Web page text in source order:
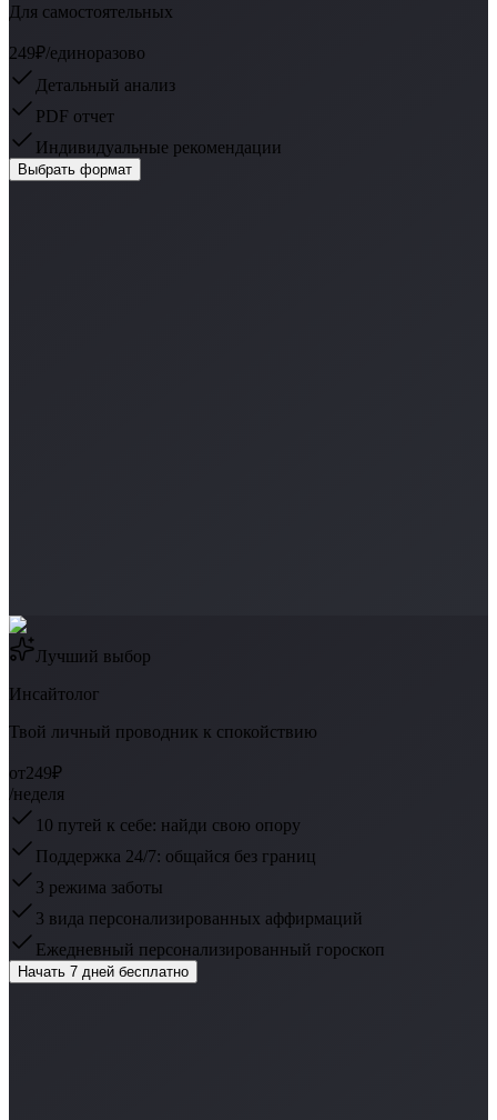
Для самостоятельных
249₽/единоразово
Детальный анализ
PDF отчет
Индивидуальные рекомендации
Выбрать формат
Лучший выбор
Инсайтолог
Твой личный проводник к спокойствию
от249₽
/неделя
10 путей к себе: найди свою опору
Поддержка 24/7: общайся без границ
3 режима заботы
3 вида персонализированных аффирмаций
Ежедневный персонализированный гороскоп
Начать 7 дней бесплатно